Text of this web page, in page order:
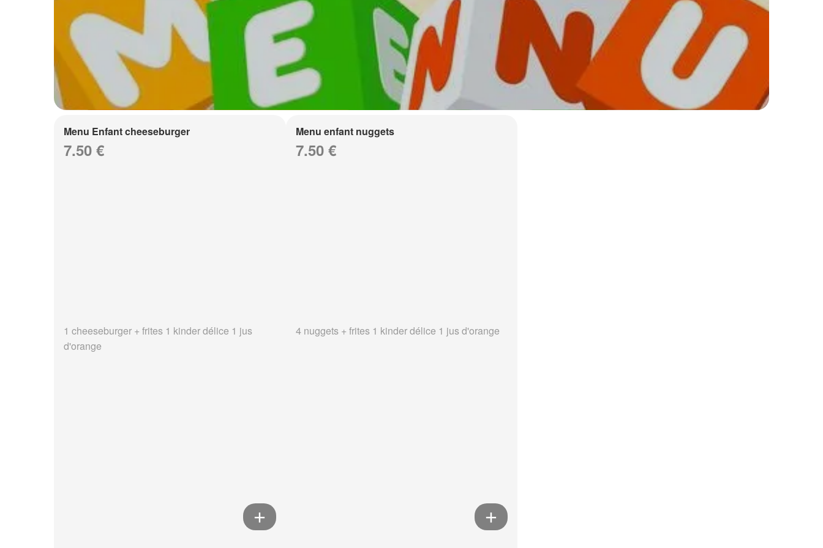
Menu Enfant cheeseburger
7.50 €
1 cheeseburger + frites 1 kinder délice 1 jus
d'orange
Menu enfant nuggets
7.50 €
4 nuggets + frites 1 kinder délice 1 jus d'orange